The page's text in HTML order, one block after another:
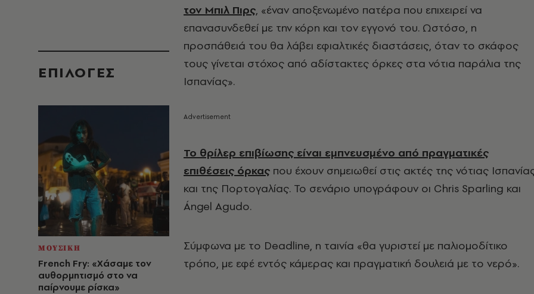
EΠΙΛΟΓΈΣ
ΜΟΥΣΙΚΗ
French Fry: «Χάσαμε τον
αυθορμητισμό στο να
παίρνουμε ρίσκα»
τον Μπιλ Πιρς, «έναν αποξενωμένο πατέρα που επιχειρεί να
επανασυνδεθεί με την κόρη και τον εγγονό του. Ωστόσο, η
προσπάθειά του θα λάβει εφιαλτικές διαστάσεις, όταν το σκάφος
τους γίνεται στόχος από αδίστακτες όρκες στα νότια παράλια της
Ισπανίας».
Το θρίλερ επιβίωσης είναι εμπνευσμένο από πραγματικές
επιθέσεις όρκας που έχουν σημειωθεί στις ακτές της νότιας
και της Πορτογαλίας. Το σενάριο υπογράφουν οι Chris Sparling και
Ángel Agudo.
Σύμφωνα με το Deadline, η ταινία «θα γυριστεί με παλιομοδίτικο
τρόπο, με εφέ εντός κάμερας και πραγματική δουλειά με το νερό».